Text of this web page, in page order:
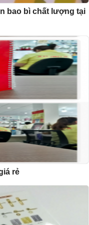
bao bì chất lượng tại
rẻ